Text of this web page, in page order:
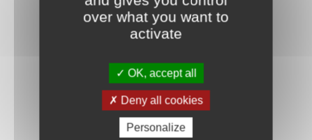
over what you want to
activate
OK, accept all
Deny all cookies
Personalize